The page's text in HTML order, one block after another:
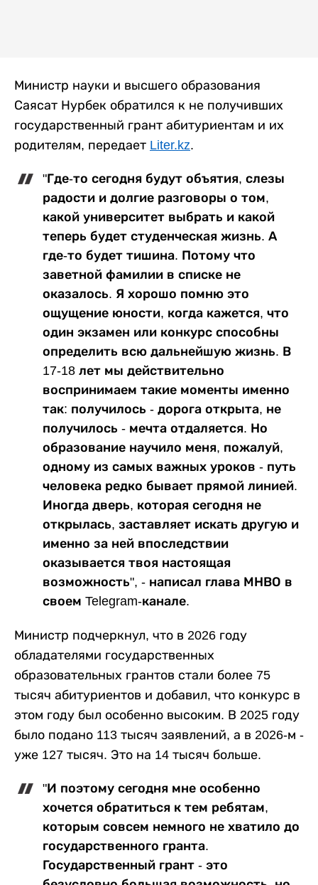
Министр науки и высшего образования
Саясат Нурбек обратился к не получивших
государственный грант абитуриентам и их
родителям, передает Liter.kz.
"Где-то сегодня будут объятия, слезы
радости и долгие разговоры о том,
какой университет выбрать и какой
теперь будет студенческая жизнь. А
где-то будет тишина. Потому что
заветной фамилии в списке не
оказалось. Я хорошо помню это
ощущение юности, когда кажется, что
один экзамен или конкурс способны
определить всю дальнейшую жизнь. В
17-18 лет мы действительно
воспринимаем такие моменты именно
так: получилось - дорога открыта, не
получилось - мечта отдаляется. Но
образование научило меня, пожалуй,
одному из самых важных уроков - путь
человека редко бывает прямой линией.
Иногда дверь, которая сегодня не
открылась, заставляет искать другую и
именно за ней впоследствии
оказывается твоя настоящая
возможность", - написал глава МНВО в
своем Telegram-канале.
Министр подчеркнул, что в 2026 году
обладателями государственных
образовательных грантов стали более 75
тысяч абитуриентов и добавил, что конкурс в
этом году был особенно высоким. В 2025 году
было подано 113 тысяч заявлений, а в 2026-м -
уже 127 тысяч. Это на 14 тысяч больше.
"И поэтому сегодня мне особенно
хочется обратиться к тем ребятам,
которым совсем немного не хватило до
государственного гранта.
Государственный грант - это